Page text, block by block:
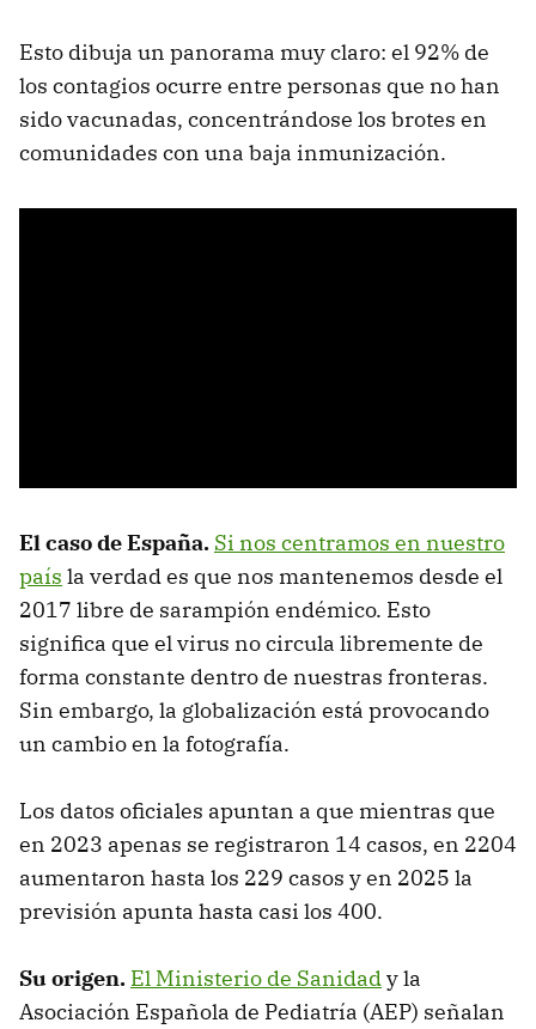
Esto dibuja un panorama muy claro: el 92% de
los contagios ocurre entre personas que no han
sido vacunadas, concentrándose los brotes en
comunidades con una baja inmunización.
El caso de España. Si nos centramos en nuestro
país la verdad es que nos mantenemos desde el
2017 libre de sarampión endémico. Esto
significa que el virus no circula libremente de
forma constante dentro de nuestras fronteras.
Sin embargo, la globalización está provocando
un cambio en la fotografía.
Los datos oficiales apuntan a que mientras que
en 2023 apenas se registraron 14 casos, en 2204
aumentaron hasta los 229 casos y en 2025 la
previsión apunta hasta casi los 400.
Su origen. El Ministerio de Sanidady la
Asociación Española de Pediatría (AEP) señalan